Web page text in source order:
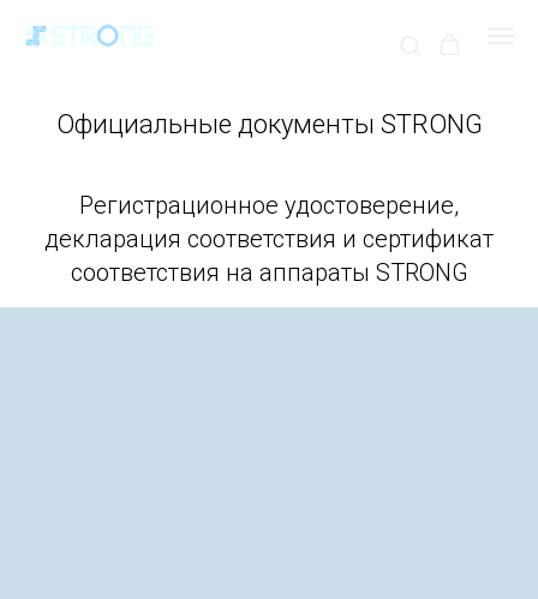
Официальные документы STRONG
Регистрационное удостоверение,
декларация соответствия и сертификат
соответствия на аппараты STRONG